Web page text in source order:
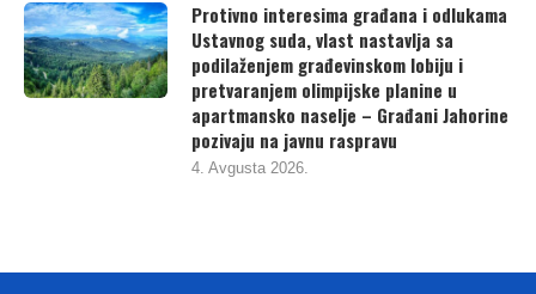
Protivno interesima građana i odlukama
Ustavnog suda, vlast nastavlja sa
podilaženjem građevinskom lobiju i
pretvaranjem olimpijske planine u
apartmansko naselje – Građani Jahorine
pozivaju na javnu raspravu
4. Avgusta 2026.